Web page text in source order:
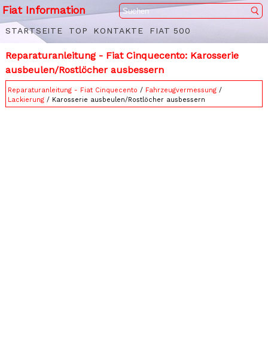
Fiat Information
STARTSEITE TOP KONTAKTE FIAT 500
Reparaturanleitung - Fiat Cinquecento: Karosserie
ausbeulen/Rostlöcher ausbessern
Reparaturanleitung - Fiat Cinquecento / Fahrzeugvermessung/
Lackierung/ Karosserie ausbeulen/Rostlöcher ausbessern